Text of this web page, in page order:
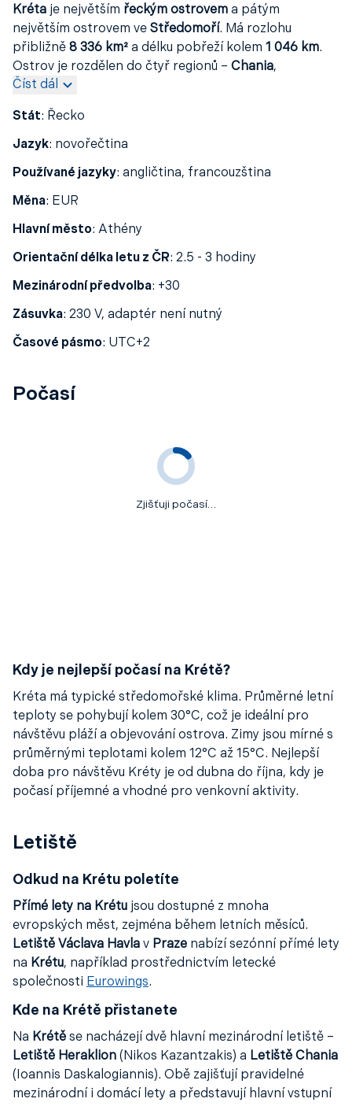
Kréta je největším řeckým ostrovem a pátým
největším ostrovem ve Středomoří. Má rozlohu
přibližně 8 336 km² a délku pobřeží kolem 1 046 km.
Ostrov je rozdělen do čtyř regionů – Chania,
Rethymno
unikátních druhů rostlin a živočichů, včetně slavné
krétské divoké kozy
nejoblíbenější dovolenkové destinace vŘecku
Číst dál
Stát: Řecko
Jazyk: novořečtina
Používané jazyky: angličtina, francouzština
Měna: EUR
Hlavní město: Athény
Orientační délka letu z ČR: 2.5 - 3 hodiny
Mezinárodní předvolba: +30
Zásuvka: 230 V, adaptér není nutný
Časové pásmo: UTC+2
Počasí
Zjišťuji počasí…
Kdy je nejlepší počasí na Krétě?
Kréta má typické středomořské klima. Průměrné letní
teploty se pohybují kolem 30°C, což je ideální pro
návštěvu pláží a objevování ostrova. Zimy jsou mírné s
průměrnými teplotami kolem 12°C až 15°C. Nejlepší
doba pro návštěvu Kréty je od dubna do října, kdy je
počasí příjemné a vhodné pro venkovní aktivity.
Letiště
Odkud na Krétu poletíte
Přímé lety na Krétu jsou dostupné z mnoha
evropských měst, zejména během letních měsíců.
Letiště Václava Havla v Praze nabízí sezónní přímé lety
na Krétu, například prostřednictvím letecké
společnosti Eurowings.
Kde na Krétě přistanete
Na Krétě se nacházejí dvě hlavní mezinárodní letiště –
Letiště Heraklion (Nikos Kazantzakis) a Letiště Chania
(Ioannis Daskalogiannis). Obě zajišťují pravidelné
mezinárodní i domácí lety a představují hlavní vstupní